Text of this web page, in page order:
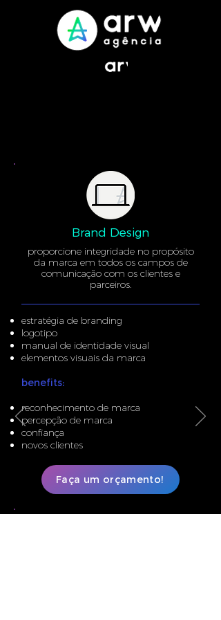
Brand Design
proporcione integridade no propósito
da marca em todos os campos de
comunicação com os clientes e
parceiros.
estratégia de branding
logotipo
manual de identidade visual
elementos visuais da marca
benefits:
reconhecimento de marca
percepção de marca
confiança
novos clientes
Faça um orçamento!